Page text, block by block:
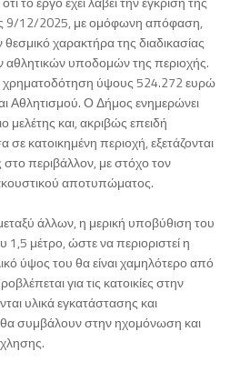
9/12/2025, με ομόφωνη απόφαση,
χαρακτήρα της διαδικασίας
αθλητικών υποδομών της περιοχής.
χρηματοδότηση ύψους 524.272 ευρώ
Αθλητισμού. Ο Δήμος ενημερώνει
μελέτης και, ακριβώς επειδή
κατοικημένη περιοχή, εξετάζονται
στο περιβάλλον, με στόχο τον
αποτυπώματος.
άλλων, η μερική υποβύθιση του
μέτρο, ώστε να περιοριστεί η
ύψος του θα είναι χαμηλότερο από
για τις κατοικίες στην
υλικά εγκατάστασης και
θα συμβάλουν στην ηχομόνωση και